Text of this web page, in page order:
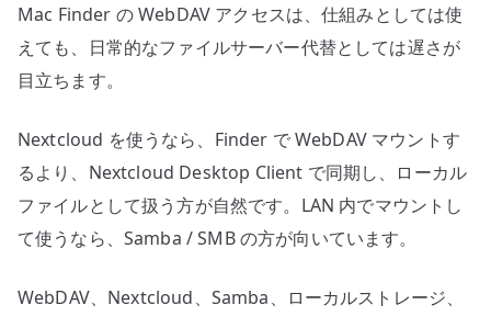
Mac Finder の WebDAV アクセスは、仕組みとしては使
えても、日常的なファイルサーバー代替としては遅さが
目立ちます。
Nextcloud を使うなら、Finder で WebDAV マウントす
るより、Nextcloud Desktop Client で同期し、ローカル
ファイルとして扱う方が自然です。LAN 内でマウントし
て使うなら、Samba / SMB の方が向いています。
WebDAV、Nextcloud、Samba、ローカルストレージ、